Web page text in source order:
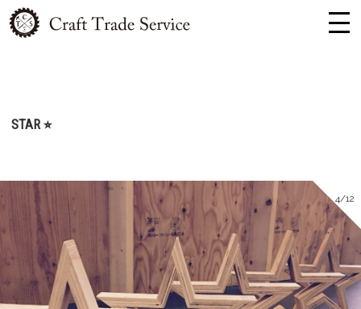
STAR ⭐︎
4/12